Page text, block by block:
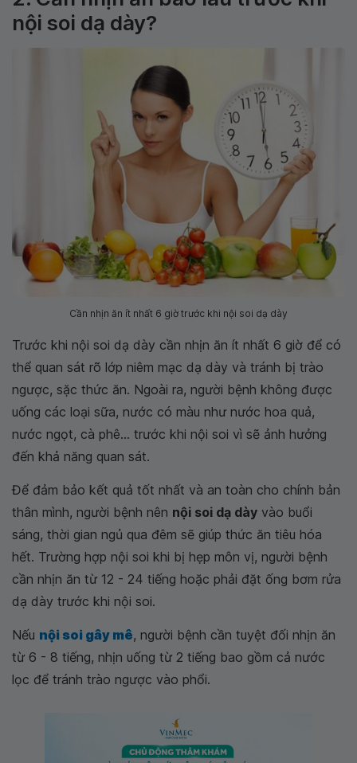
nội soi dạ dày?
Cần nhịn ăn ít nhất 6 giờ trước khi nội soi dạ dày
Trước khi nội soi dạ dày cần nhịn ăn ít nhất 6 giờ để có
thể quan sát rõ lớp niêm mạc dạ dày và tránh bị trào
ngược, sặc thức ăn. Ngoài ra, người bệnh không được
uống các loại sữa, nước có màu như nước hoa quả,
nước ngọt, cà phê... trước khi nội soi vì sẽ ảnh hưởng
đến khả năng quan sát.
Để đảm bảo kết quả tốt nhất và an toàn cho chính bản
thân mình, người bệnh nên nội soi dạ dày vào buổi
sáng, thời gian ngủ qua đêm sẽ giúp thức ăn tiêu hóa
hết. Trường hợp nội soi khi bị hẹp môn vị, người bệnh
cần nhịn ăn từ 12 - 24 tiếng hoặc phải đặt ống bơm rửa
dạ dày trước khi nội soi.
Nếu nội soi gây mê, người bệnh cần tuyệt đối nhịn ăn
từ 6 - 8 tiếng, nhịn uống từ 2 tiếng bao gồm cả nước
lọc để tránh trào ngược vào phổi.